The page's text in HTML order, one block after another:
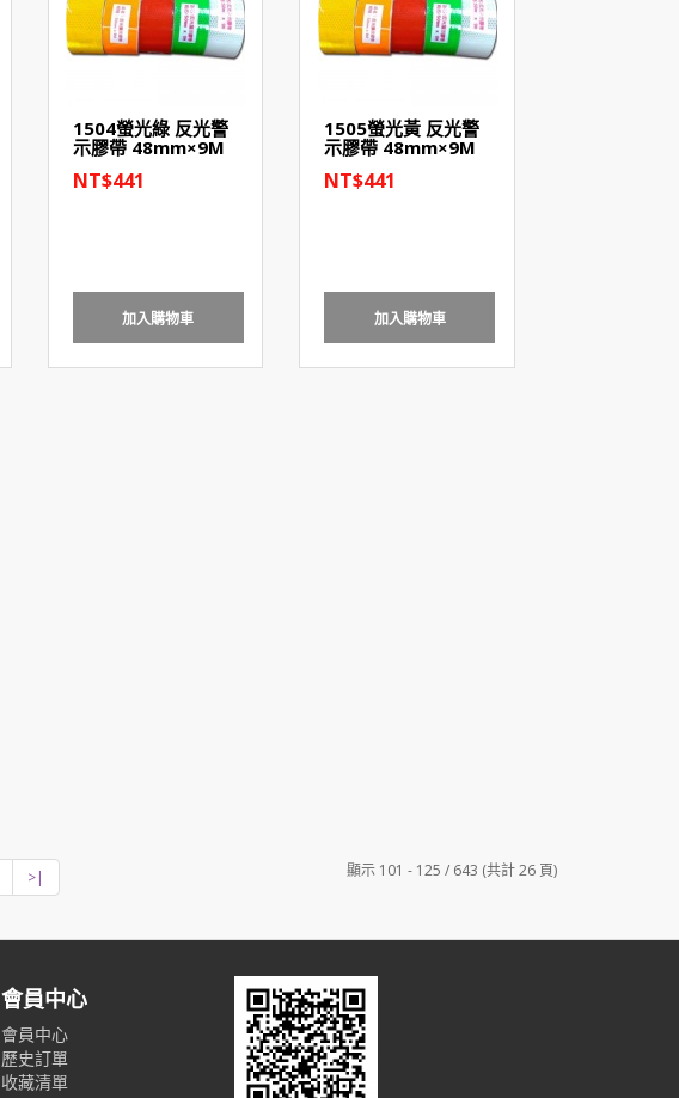
1504螢光綠 反光警
示膠帶 48mm×9M
NT$441
加入購物車
1505螢光黃 反光警
示膠帶 48mm×9M
NT$441
加入購物車
>| 顯示 101 - 125 / 643 (共計 26 頁)
會員中心
會員中心
歷史訂單
收藏清單